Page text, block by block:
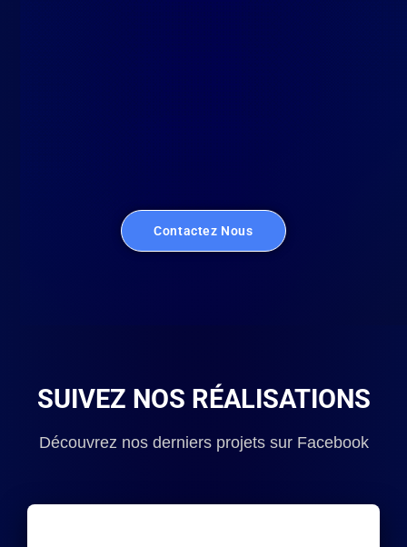
Contactez Nous
SUIVEZ NOS RÉALISATIONS
Découvrez nos derniers projets sur Facebook